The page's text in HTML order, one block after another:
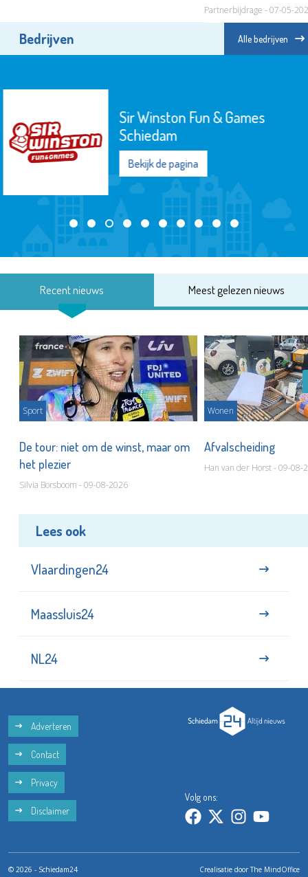
Partnerbijdrage - 07-05-
Bedrijven Alle bedrijven
Museum Vlaardingen
Bekijk de pagina
Recent nieuws Meest gelezen nieuws
Sport
De tour: niet om de winst, maar om
het plezier
Silvia Borsboom - 09-08-2026
Wonen
Afvalscheiding
Han van der Horst - 09-08-
Lees ook
Vlaardingen24
Maassluis24
NL24
Adverteren
Contact
Privacy
Disclaimer
Volg ons:
© 2026 - Schiedam24 Crealisatie doorThe MindOffice